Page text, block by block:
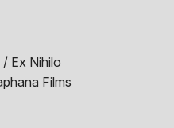
/ Ex Nihilo
Films